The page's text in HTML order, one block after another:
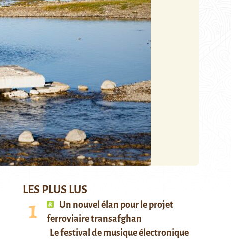
LES PLUS LUS
Un nouvel élan pour le projet
ferroviaire transafghan
Le festival de musique électronique